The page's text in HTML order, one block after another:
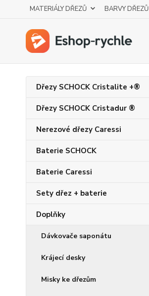
MATERIÁLY DŘEZŮ BARVY DŘEZŮ
Dřezy SCHOCK Cristalite +®
Dřezy SCHOCK Cristadur ®
Nerezové dřezy Caressi
Baterie SCHOCK
Baterie Caressi
Sety dřez + baterie
Doplňky
Dávkovače saponátu
Krájecí desky
Misky ke dřezům